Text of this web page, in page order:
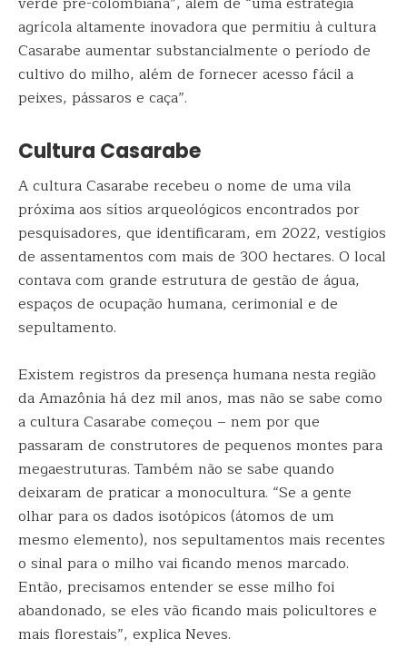
agrícola altamente inovadora que permitiu à cultura
Casarabe aumentar substancialmente o período de
cultivo do milho, além de fornecer acesso fácil a
peixes, pássaros e caça”.
Cultura Casarabe
A cultura Casarabe recebeu o nome de uma vila
próxima aos sítios arqueológicos encontrados por
pesquisadores, que identificaram, em 2022, vestígios
de assentamentos com mais de 300 hectares. O local
contava com grande estrutura de gestão de água,
espaços de ocupação humana, cerimonial e de
sepultamento.
Existem registros da presença humana nesta região
da Amazônia há dez mil anos, mas não se sabe como
a cultura Casarabe começou – nem por que
passaram de construtores de pequenos montes para
megaestruturas. Também não se sabe quando
deixaram de praticar a monocultura. “Se a gente
olhar para os dados isotópicos (átomos de um
mesmo elemento), nos sepultamentos mais recentes
o sinal para o milho vai ficando menos marcado.
Então, precisamos entender se esse milho foi
abandonado, se eles vão ficando mais policultores e
mais florestais”, explica Neves.